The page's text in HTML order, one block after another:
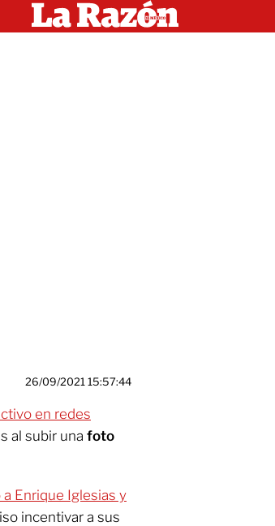
26/09/2021 15:57:44
en redes
al subir una foto
Enrique Iglesias y
incentivar a sus